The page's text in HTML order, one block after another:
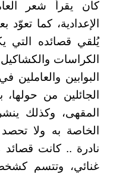
كان يقرأ شعر
الإعدادية، كما
يُلقي قصائده التي
الكراسات
البوابين والعاملين
الجائلين من
المقهى، وكذلك
الخاصة به ولا
نادرة .. كانت
غنائي، وتتسم